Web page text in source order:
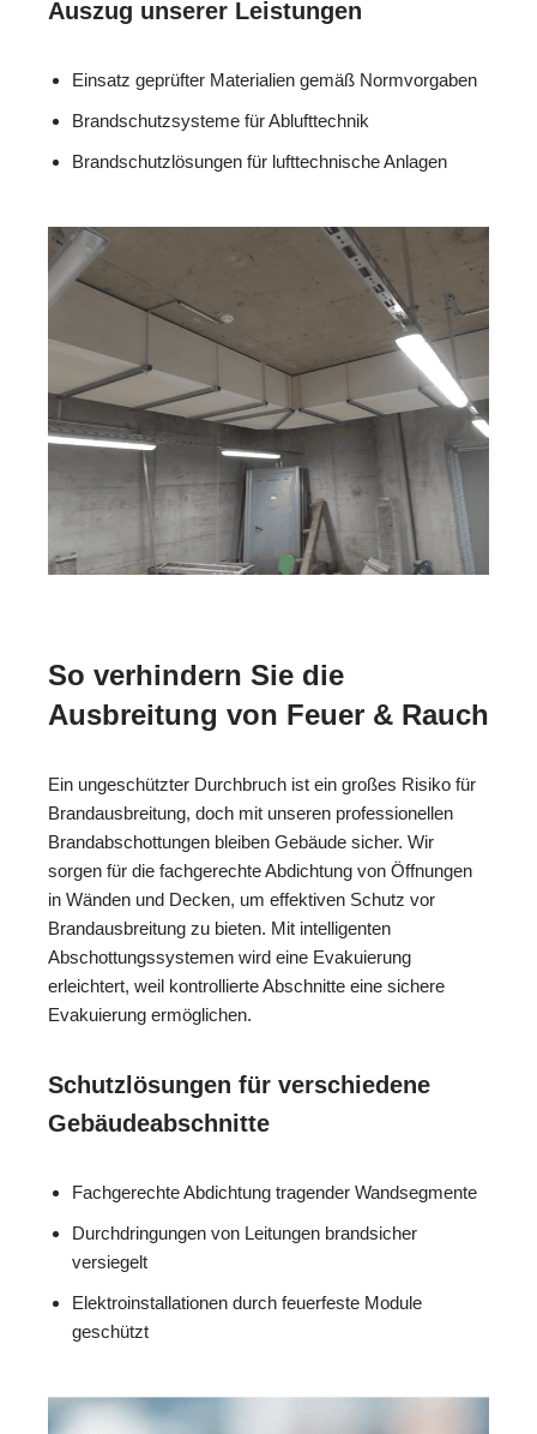
Auszug unserer Leistungen
Einsatz geprüfter Materialien gemäß Normvorgaben
Brandschutzsysteme für Ablufttechnik
Brandschutzlösungen für lufttechnische Anlagen
So verhindern Sie die
Ausbreitung von Feuer & Rauch
Ein ungeschützter Durchbruch ist ein großes Risiko für
Brandausbreitung, doch mit unseren professionellen
Brandabschottungen bleiben Gebäude sicher. Wir
sorgen für die fachgerechte Abdichtung von Öffnungen
in Wänden und Decken, um effektiven Schutz vor
Brandausbreitung zu bieten. Mit intelligenten
Abschottungssystemen wird eine Evakuierung
erleichtert, weil kontrollierte Abschnitte eine sichere
Evakuierung ermöglichen.
Schutzlösungen für verschiedene
Gebäudeabschnitte
Fachgerechte Abdichtung tragender Wandsegmente
Durchdringungen von Leitungen brandsicher
versiegelt
Elektroinstallationen durch feuerfeste Module
geschützt